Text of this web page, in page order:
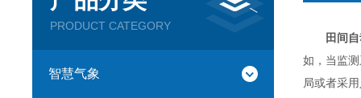
PRODUCT CATEGORY
智慧气象
田间
如，当监
局或者采